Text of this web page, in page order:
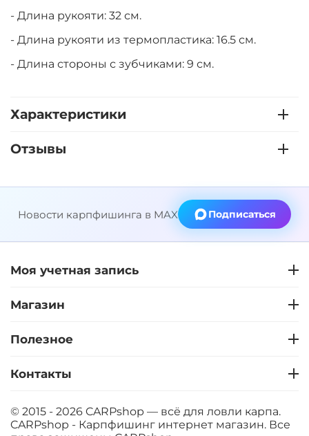
- Длина рукояти: 32 см.
- Длина рукояти из термопластика: 16.5 см.
- Длина стороны с зубчиками: 9 см.
Характеристики
Отзывы
Новости карпфишинга в MAX Подписаться
Моя учетная запись
Магазин
Полезное
Контакты
© 2015 - 2026 CARPshop — всё для ловли карпа.
CARPshop - Карпфишинг интернет магазин. Все